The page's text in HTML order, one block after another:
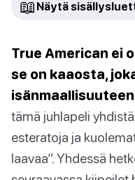
📖 Näytä
True American ei
se on kaaosta,
tämä juhlapeli
esteratoja ja
laavaa”. Yhdessä